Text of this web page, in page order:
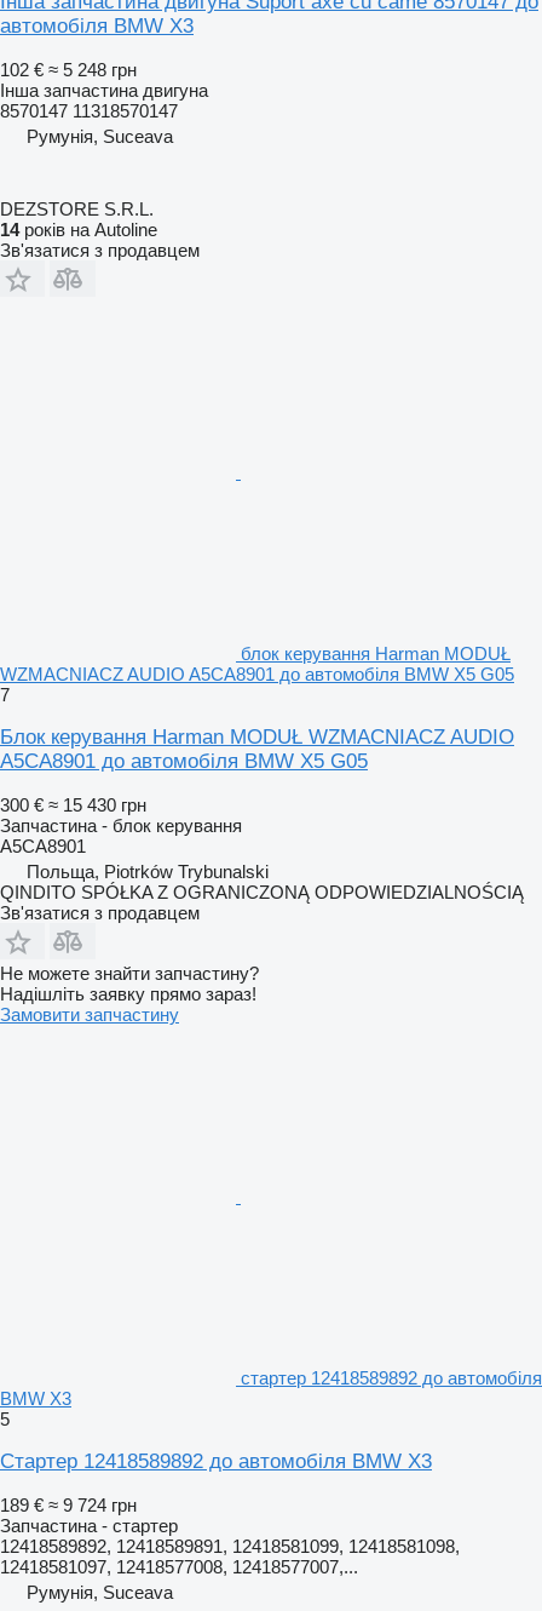
автомобіля BMW X3
102 € ≈ 5 248 грн
Інша запчастина двигуна
8570147 11318570147
Румунія, Suceava
DEZSTORE S.R.L.
14років на Autoline
Зв'язатися з продавцем
блок керування Harman MODUŁ
WZMACNIACZ AUDIO A5CA8901 до автомобіля BMW X5 G05
7
Блок керування Harman MODUŁ WZMACNIACZ AUDIO
A5CA8901 до автомобіля BMW X5 G05
300 € ≈ 15 430 грн
Запчастина - блок керування
A5CA8901
Польща, Piotrków Trybunalski
QINDITO SPÓŁKA Z OGRANICZONĄ ODPOWIEDZIALNOŚCIĄ
Зв'язатися з продавцем
Не можете знайти запчастину?
Надішліть заявку прямо зараз!
Замовити запчастину
стартер 12418589892 до автомобіля
BMW X3
5
Стартер 12418589892 до автомобіля BMW X3
189 € ≈ 9 724 грн
Запчастина - стартер
12418589892, 12418589891, 12418581099, 12418581098,
12418581097, 12418577008, 12418577007,...
Румунія, Suceava